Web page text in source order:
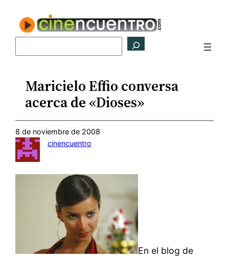
contenido
Maricielo Effio conversa
acerca de «Dioses»
8 de noviembre de 2008
cinencuentro
En el blog de